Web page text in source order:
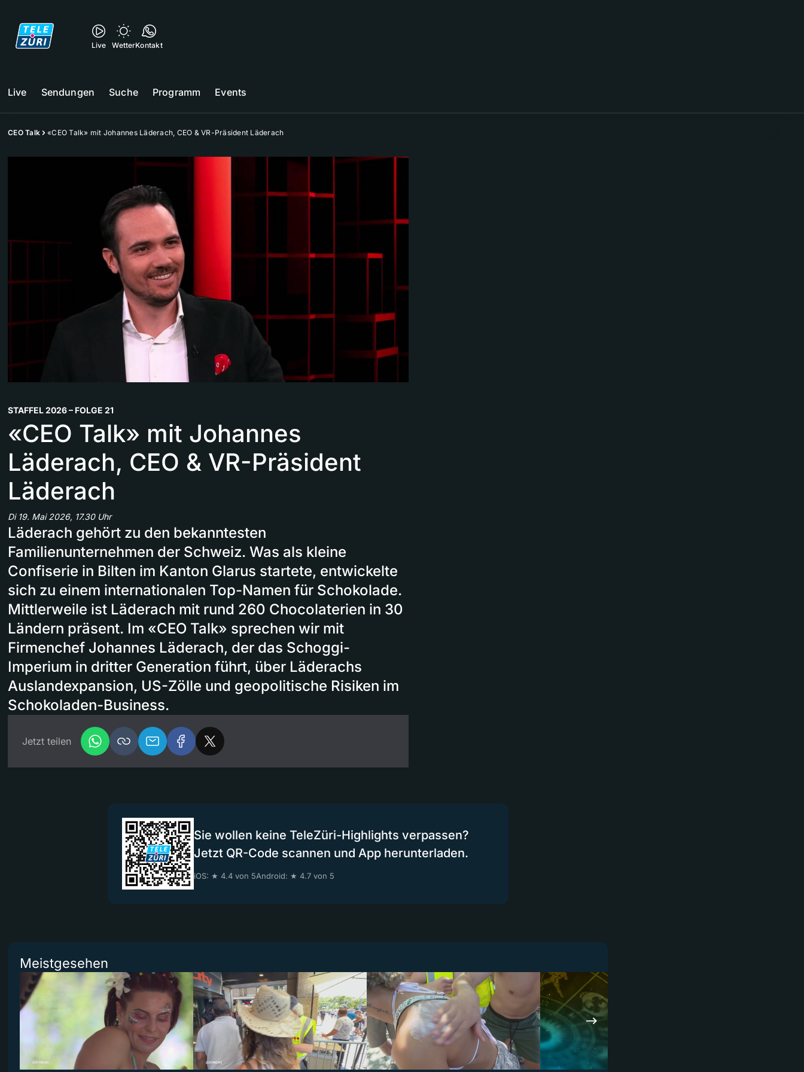
Live WetterKontakt
Live Sendungen Suche Programm Events
CEO Talk «CEO Talk» mit Johannes Läderach, CEO & VR-Präsident Läderach
STAFFEL 2026 – FOLGE 21
«CEO Talk» mit Johannes
Läderach, CEO & VR-Präsident
Läderach
Di 19. Mai 2026, 17.30 Uhr
Läderach gehört zu den bekanntesten
Familienunternehmen der Schweiz. Was als kleine
Confiserie in Bilten im Kanton Glarus startete, entwickelte
sich zu einem internationalen Top-Namen für Schokolade.
Mittlerweile ist Läderach mit rund 260 Chocolaterien in 30
Ländern präsent. Im «CEO Talk» sprechen wir mit
Firmenchef Johannes Läderach, der das Schoggi-
Imperium in dritter Generation führt, über Läderachs
Auslandexpansion, US-Zölle und geopolitische Risiken im
Schokoladen-Business.
Jetzt teilen
Sie wollen keine TeleZüri-Highlights verpassen?
Jetzt QR-Code scannen und App herunterladen.
iOS: ★ 4.4 von 5Android: ★ 4.7 von 5
Meistgesehen